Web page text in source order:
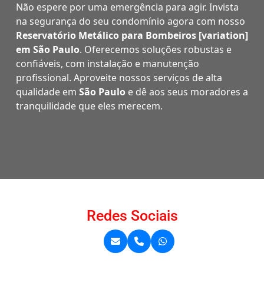
Não espere por uma emergência para agir. Invista
na segurança do seu condomínio agora com nosso
Reservatório Metálico para Bombeiros [variation]
em São Paulo. Oferecemos soluções robustas e
confiáveis, com instalação e manutenção
profissional. Aproveite nossos serviços de alta
qualidade em São Paulo e dê aos seus moradores a
tranquilidade que eles merecem.
Redes Sociais